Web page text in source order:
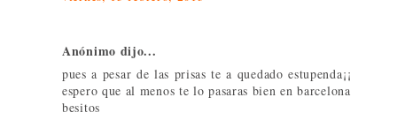
Anónimo dijo...
pues a pesar de las prisas te a quedado estupenda¡¡
espero que al menos te lo pasaras bien en barcelona
besitos